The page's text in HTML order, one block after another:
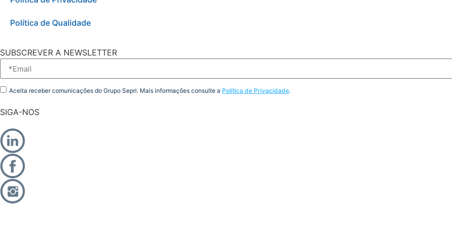
Política de Qualidade
SUBSCREVER A NEWSLETTER
Aceita receber comunicações do Grupo Sepri. Mais informações consulte a Política de Privacidade.
SIGA-NOS